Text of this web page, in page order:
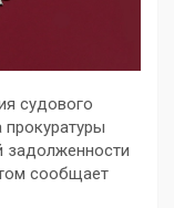
судового
задолженности
сообщает